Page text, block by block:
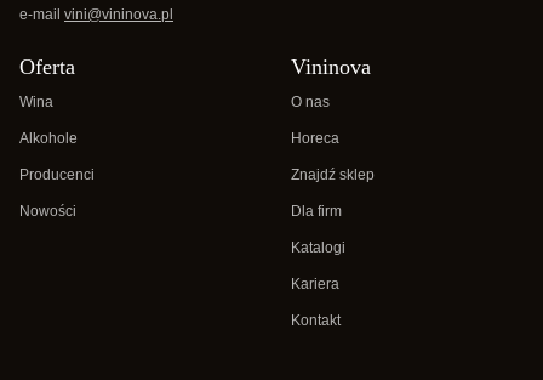
e-mail vini@vininova.pl
Oferta
Wina
Alkohole
Producenci
Nowości
Vininova
O nas
Horeca
Znajdź sklep
Dla firm
Katalogi
Kariera
Kontakt